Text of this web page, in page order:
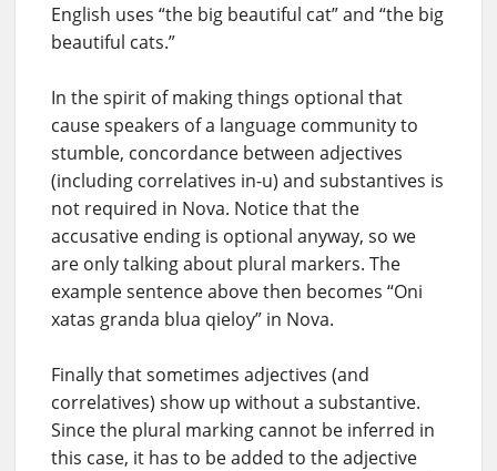
English uses “the big beautiful cat” and “the big
beautiful cats.”
In the spirit of making things optional that
cause speakers of a language community to
stumble, concordance between adjectives
(including correlatives in-u) and substantives is
not required in Nova. Notice that the
accusative ending is optional anyway, so we
are only talking about plural markers. The
example sentence above then becomes “Oni
xatas granda blua qieloy” in Nova.
Finally that sometimes adjectives (and
correlatives) show up without a substantive.
Since the plural marking cannot be inferred in
this case, it has to be added to the adjective